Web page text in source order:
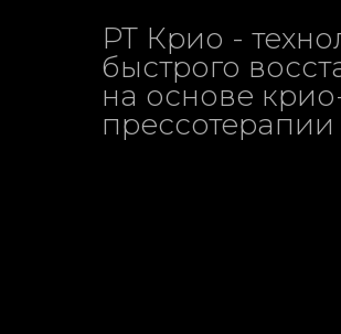
РТ Крио -
быстрого
на основе
прессотерапии